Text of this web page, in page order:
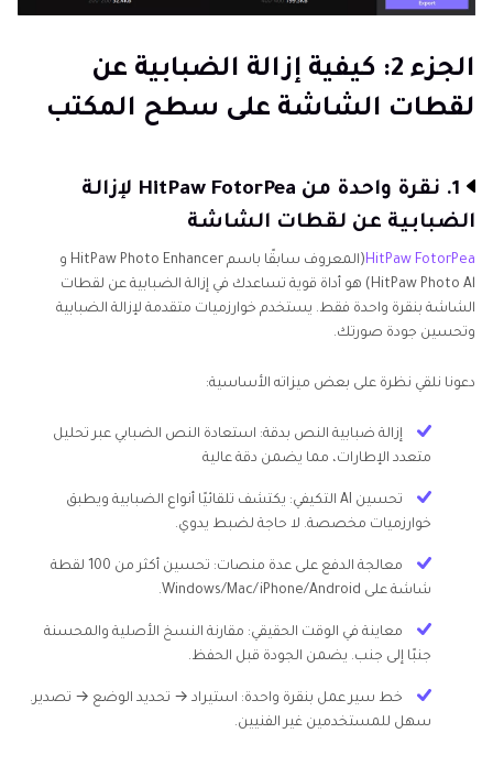
الجزء 2: كيفية إزالة الضبابية عن
لقطات الشاشة على سطح المكتب
1. نقرة واحدة من HitPaw FotorPea لإزالة
الضبابية عن لقطات الشاشة
HitPaw FotorPea
(المعروف سابقًا باسم HitPaw Photo Enhancer و
HitPaw Photo Al) هو أداة قوية تساعدك في إزالة الضبابية عن لقطات
الشاشة بنقرة واحدة فقط. يستخدم خوارزميات متقدمة لإزالة الضبابية
وتحسين جودة صورتك.
دعونا نلقي نظرة على بعض ميزاته الأساسية:
إزالة ضبابية النص بدقة: استعادة النص الضبابي عبر تحليل
متعدد الإطارات، مما يضمن دقة عالية
تحسين AI التكيفي: يكتشف تلقائيًا أنواع الضبابية ويطبق
خوارزميات مخصصة. لا حاجة لضبط يدوي.
معالجة الدفع على عدة منصات: تحسين أكثر من 100 لقطة
شاشة على Windows/Mac/iPhone/Android.
معاينة في الوقت الحقيقي: مقارنة النسخ الأصلية والمحسنة
جنبًا إلى جنب. يضمن الجودة قبل الحفظ.
خط سير عمل بنقرة واحدة: استيراد → تحديد الوضع → تصدير.
سهل للمستخدمين غير الفنيين.